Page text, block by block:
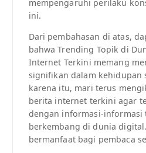
mempengaruhi perilaku
ini.
Dari pembahasan di atas,
bahwa Trending Topik di
Internet Terkini memang
signifikan dalam kehidupan
karena itu, mari terus
berita internet terkini agar
dengan informasi-informasi
berkembang di dunia
bermanfaat bagi pembaca